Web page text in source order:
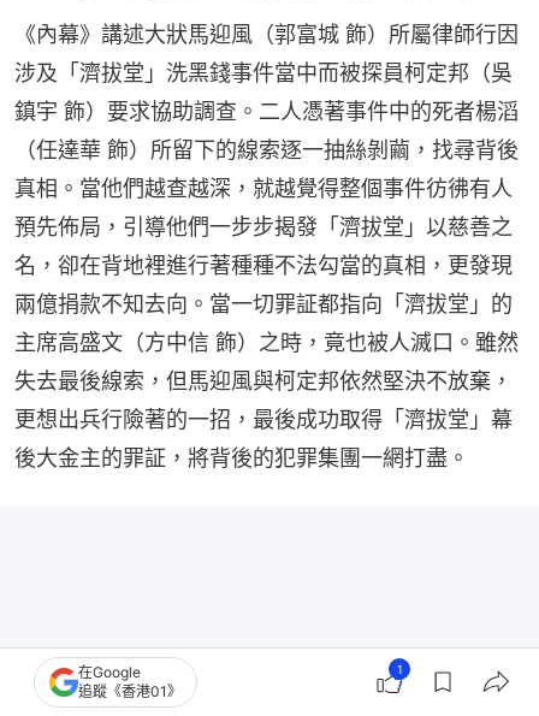
《內幕》講述大狀馬迎風（郭富城 飾）所屬律師行因
涉及「濟拔堂」洗黑錢事件當中而被探員柯定邦（吳
鎮宇 飾）要求協助調查。二人憑著事件中的死者楊滔
（任達華 飾）所留下的線索逐一抽絲剝繭，找尋背後
真相。當他們越查越深，就越覺得整個事件彷彿有人
預先佈局，引導他們一步步揭發「濟拔堂」以慈善之
名，卻在背地裡進行著種種不法勾當的真相，更發現
兩億捐款不知去向。當一切罪証都指向「濟拔堂」的
主席高盛文（方中信 飾）之時，竟也被人滅口。雖然
失去最後線索，但馬迎風與柯定邦依然堅決不放棄，
更想出兵行險著的一招，最後成功取得「濟拔堂」幕
後大金主的罪証，將背後的犯罪集團一網打盡。
在Google
追蹤《香港01》
1